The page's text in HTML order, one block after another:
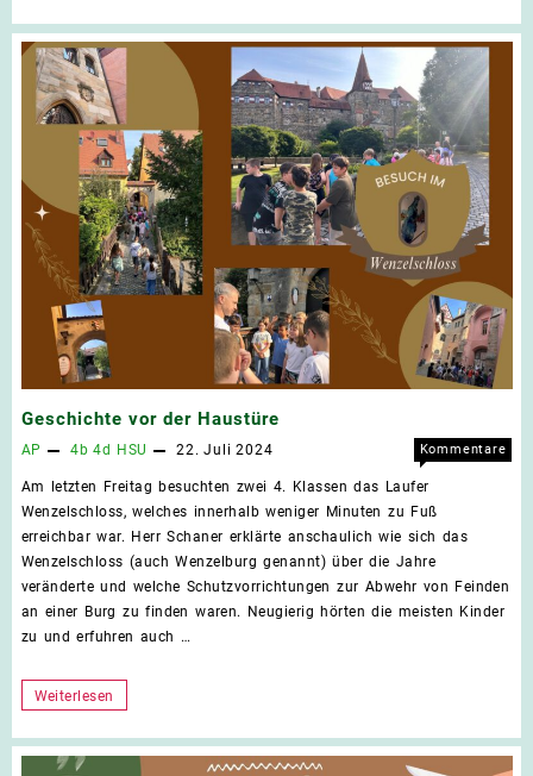
Wetterglück
Geschichte vor der Haustüre
AP 4b 4d HSU 22. Juli 2024
Kommentare
Am letzten Freitag besuchten zwei 4. Klassen das Laufer
Wenzelschloss, welches innerhalb weniger Minuten zu Fuß
erreichbar war. Herr Schaner erklärte anschaulich wie sich das
Wenzelschloss (auch Wenzelburg genannt) über die Jahre
veränderte und welche Schutzvorrichtungen zur Abwehr von Feinden
an einer Burg zu finden waren. Neugierig hörten die meisten Kinder
zu und erfuhren auch …
Geschichte
der
Weiterlesen